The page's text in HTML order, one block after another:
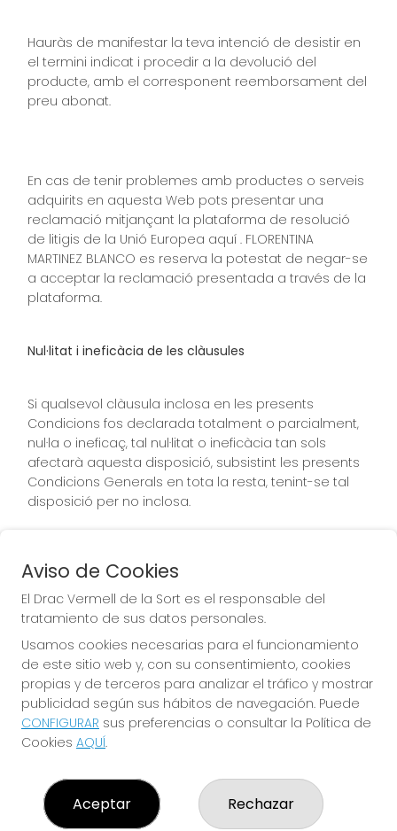
Hauràs de manifestar la teva intenció de desistir en
el termini indicat i procedir a la devolució del
producte, amb el corresponent reemborsament del
preu abonat.
En cas de tenir problemes amb productes o serveis
adquirits en aquesta Web pots presentar una
reclamació mitjançant la plataforma de resolució
de litigis de la Unió Europea aquí . FLORENTINA
MARTINEZ BLANCO es reserva la potestat de negar-se
a acceptar la reclamació presentada a través de la
plataforma.
Nul·litat i ineficàcia de les clàusules
Si qualsevol clàusula inclosa en les presents
Condicions fos declarada totalment o parcialment,
nul·la o ineficaç, tal nul·litat o ineficàcia tan sols
afectarà aquesta disposició, subsistint les presents
Condicions Generals en tota la resta, tenint-se tal
disposició per no inclosa.
Legislació aplicable i jurisdicció competent
amb la legislació espanyola. FLORENTINA MARTINEZ
BLANCO i l'usuari acorden sotmetre les controvèrsies
que poguessin sorgir en relació a la contractació de
productes o serveis objecte d'aquestes Condicions
Generals, als Jutjats i Tribunals del domicili de l'Usuari
EL DRAC VERMELL DE LA SORT
¿Quiénes somos?
Aviso de Cookies
El Drac Vermell de la Sort es el responsable del
tratamiento de sus datos personales.
Usamos cookies necesarias para el funcionamiento
de este sitio web y, con su consentimiento, cookies
propias y de terceros para analizar el tráfico y mostrar
publicidad según sus hábitos de navegación. Puede
CONFIGURAR sus preferencias o consultar la Política de
Cookies AQUÍ.
Aceptar Rechazar